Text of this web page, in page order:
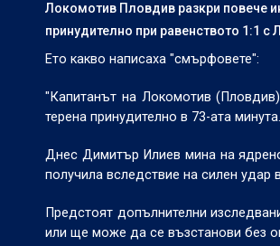
Локомотив Пловдив разкри повече
принудително при равенството 1:1 с
Ето какво написаха "смърфовете":
"Капитанът на Локомотив
терена принудително в 73-ата минута.
Днес Димитър Илиев мина на
получила вследствие на силен удар
Предстоят допълнителни
или ще може да се възстанови без